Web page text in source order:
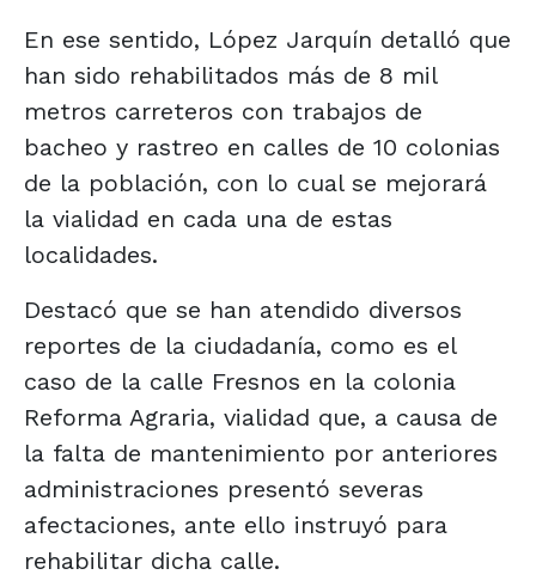
En ese sentido, López Jarquín detalló que
han sido rehabilitados más de 8 mil
metros carreteros con trabajos de
bacheo y rastreo en calles de 10 colonias
de la población, con lo cual se mejorará
la vialidad en cada una de estas
localidades.
Destacó que se han atendido diversos
reportes de la ciudadanía, como es el
caso de la calle Fresnos en la colonia
Reforma Agraria, vialidad que, a causa de
la falta de mantenimiento por anteriores
administraciones presentó severas
afectaciones, ante ello instruyó para
rehabilitar dicha calle.